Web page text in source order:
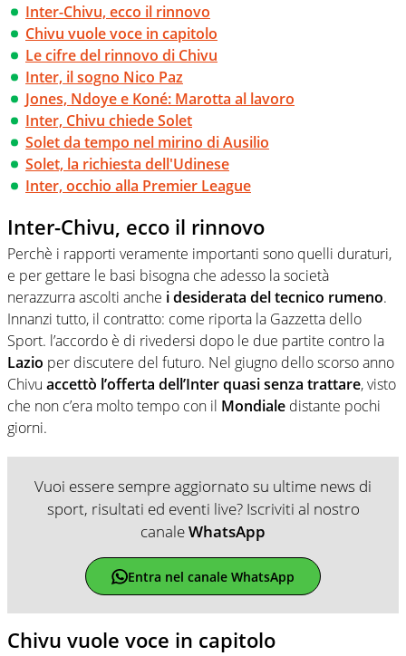
Inter-Chivu, ecco il rinnovo
Chivu vuole voce in capitolo
Le cifre del rinnovo di Chivu
Inter, il sogno Nico Paz
Jones, Ndoye e Koné: Marotta al lavoro
Inter, Chivu chiede Solet
Solet da tempo nel mirino di Ausilio
Solet, la richiesta dell'Udinese
Inter, occhio alla Premier League
Inter-Chivu, ecco il rinnovo
Perchè i rapporti veramente importanti sono quelli duraturi,
e per gettare le basi bisogna che adesso la società
nerazzurra ascolti anche i desiderata del tecnico rumeno.
Innanzi tutto, il contratto: come riporta la Gazzetta dello
Sport. l’accordo è di rivedersi dopo le due partite contro la
Lazio per discutere del futuro. Nel giugno dello scorso anno
Chivu accettò l’offerta dell’Inter quasi senza trattare, visto
che non c’era molto tempo con il Mondiale distante pochi
giorni.
Vuoi essere sempre aggiornato su ultime news di
sport, risultati ed eventi live? Iscriviti al nostro
canaleWhatsApp
Entra nel canale WhatsApp
Chivu vuole voce in capitolo